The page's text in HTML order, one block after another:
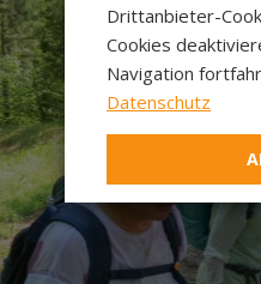
Drittanbieter-
Cookies
Navigation
Datenschutz